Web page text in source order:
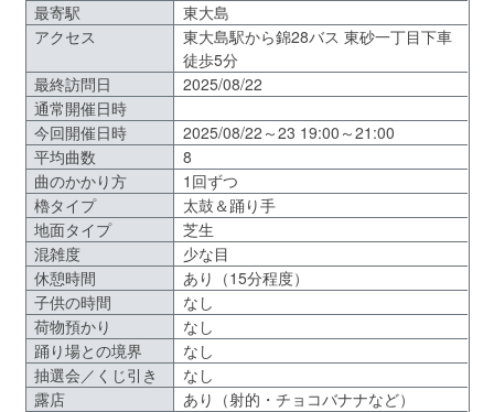
最寄駅
東大島
アクセス
東大島駅から錦28バス 東砂一丁目下車
徒歩5分
最終訪問日
2025/08/22
通常開催日時
今回開催日時
2025/08/22～23 19:00～21:00
平均曲数
8
曲のかかり方
1回ずつ
櫓タイプ
太鼓＆踊り手
地面タイプ
芝生
混雑度
少な目
休憩時間
あり（15分程度）
子供の時間
なし
荷物預かり
なし
踊り場との境界
なし
抽選会／くじ引き
なし
露店
あり（射的・チョコバナナなど）